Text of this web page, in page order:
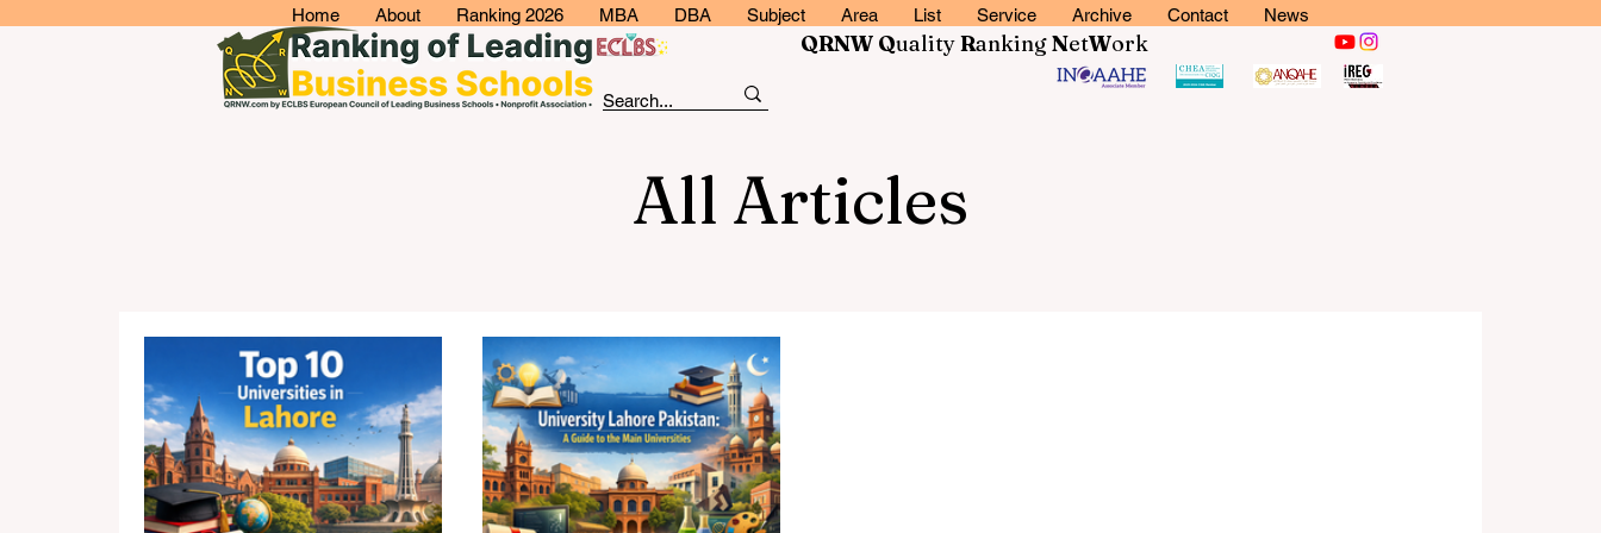
Home About Ranking 2026 MBA DBA Subject Area List Service Archive Contact News
QRNW QualityRankingNetWork
All Articles